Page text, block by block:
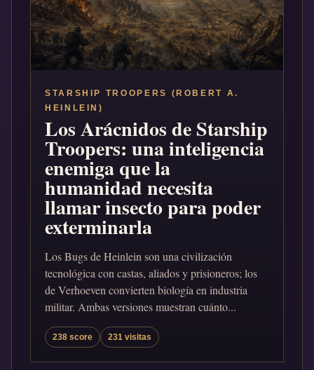
STARSHIP TROOPERS (ROBERT A.
HEINLEIN)
Los Arácnidos de Starship
Troopers: una inteligencia
enemiga que la
humanidad necesita
llamar insecto para poder
exterminarla
Los Bugs de Heinlein son una civilización
tecnológica con castas, aliados y prisioneros; los
de Verhoeven convierten biología en industria
militar. Ambas versiones muestran cuánto...
238 score 231 visitas